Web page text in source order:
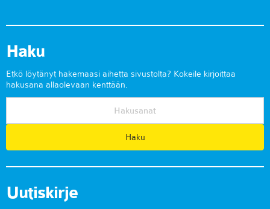
Haku
Etkö löytänyt hakemaasi aihetta sivustolta? Kokeile kirjoittaa
hakusana allaolevaan kenttään.
Uutiskirje